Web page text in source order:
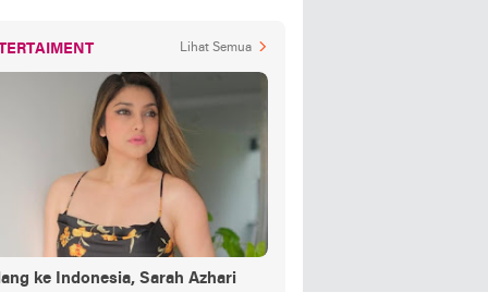
Lihat Semua
ke Indonesia, Sarah Azhari